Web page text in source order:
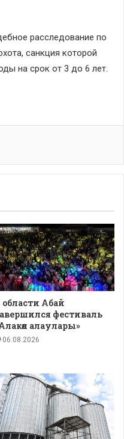
расследование по
санкция которой
на срок от 3 до 6 лет.
области Абай
фестиваль
алаулары»
06.08.2026